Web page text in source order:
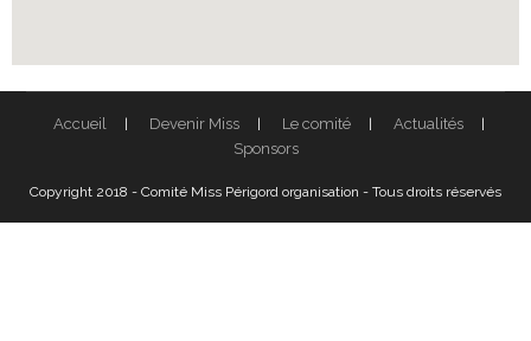
Accueil Devenir Miss Le comité
Actualités
Sponsors
Copyright 2018 - Comité Miss Périgord organisation - Tous droits réservés